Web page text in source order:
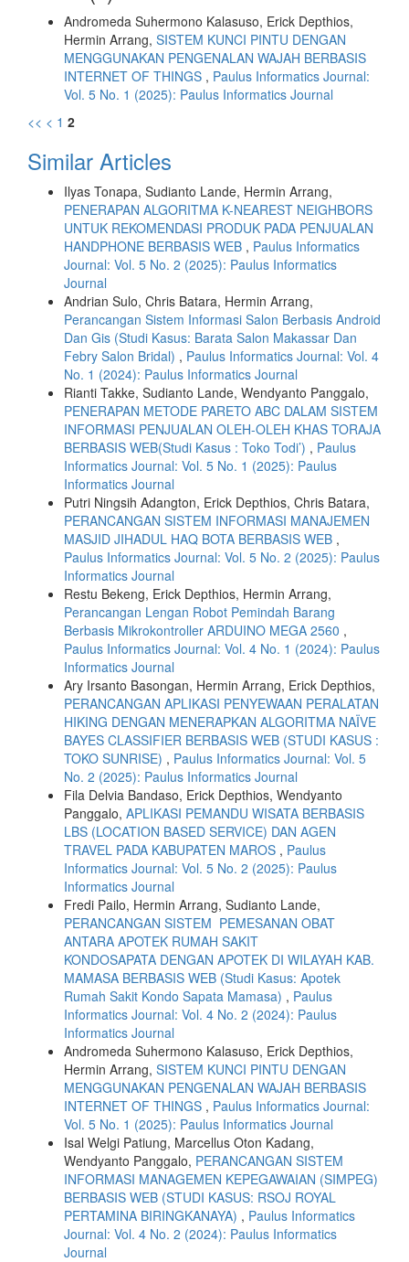
Andromeda Suhermono Kalasuso, Erick Depthios,
Hermin Arrang, SISTEM KUNCI PINTU DENGAN
MENGGUNAKAN PENGENALAN WAJAH BERBASIS
INTERNET OF THINGS , Paulus Informatics Journal:
Vol. 5 No. 1 (2025): Paulus Informatics Journal
<< < 1 2
Similar Articles
Ilyas Tonapa, Sudianto Lande, Hermin Arrang,
PENERAPAN ALGORITMA K-NEAREST NEIGHBORS
UNTUK REKOMENDASI PRODUK PADA PENJUALAN
HANDPHONE BERBASIS WEB , Paulus Informatics
Journal: Vol. 5 No. 2 (2025): Paulus Informatics
Journal
Andrian Sulo, Chris Batara, Hermin Arrang,
Perancangan Sistem Informasi Salon Berbasis Android
Dan Gis (Studi Kasus: Barata Salon Makassar Dan
Febry Salon Bridal) , Paulus Informatics Journal: Vol. 4
No. 1 (2024): Paulus Informatics Journal
Rianti Takke, Sudianto Lande, Wendyanto Panggalo,
PENERAPAN METODE PARETO ABC DALAM SISTEM
INFORMASI PENJUALAN OLEH-OLEH KHAS TORAJA
BERBASIS WEB(Studi Kasus : Toko Todi’) , Paulus
Informatics Journal: Vol. 5 No. 1 (2025): Paulus
Informatics Journal
Putri Ningsih Adangton, Erick Depthios, Chris Batara,
PERANCANGAN SISTEM INFORMASI MANAJEMEN
MASJID JIHADUL HAQ BOTA BERBASIS WEB ,
Paulus Informatics Journal: Vol. 5 No. 2 (2025): Paulus
Informatics Journal
Restu Bekeng, Erick Depthios, Hermin Arrang,
Perancangan Lengan Robot Pemindah Barang
Berbasis Mikrokontroller ARDUINO MEGA 2560 ,
Paulus Informatics Journal: Vol. 4 No. 1 (2024): Paulus
Informatics Journal
Ary Irsanto Basongan, Hermin Arrang, Erick Depthios,
PERANCANGAN APLIKASI PENYEWAAN PERALATAN
HIKING DENGAN MENERAPKAN ALGORITMA NAÏVE
BAYES CLASSIFIER BERBASIS WEB (STUDI KASUS :
TOKO SUNRISE) , Paulus Informatics Journal: Vol. 5
No. 2 (2025): Paulus Informatics Journal
Fila Delvia Bandaso, Erick Depthios, Wendyanto
Panggalo, APLIKASI PEMANDU WISATA BERBASIS
LBS (LOCATION BASED SERVICE) DAN AGEN
TRAVEL PADA KABUPATEN MAROS , Paulus
Informatics Journal: Vol. 5 No. 2 (2025): Paulus
Informatics Journal
Fredi Pailo, Hermin Arrang, Sudianto Lande,
PERANCANGAN SISTEM PEMESANAN OBAT
ANTARA APOTEK RUMAH SAKIT
KONDOSAPATA DENGAN APOTEK DI WILAYAH KAB.
MAMASA BERBASIS WEB (Studi Kasus: Apotek
Rumah Sakit Kondo Sapata Mamasa) , Paulus
Informatics Journal: Vol. 4 No. 2 (2024): Paulus
Informatics Journal
Andromeda Suhermono Kalasuso, Erick Depthios,
Hermin Arrang, SISTEM KUNCI PINTU DENGAN
MENGGUNAKAN PENGENALAN WAJAH BERBASIS
INTERNET OF THINGS , Paulus Informatics Journal:
Vol. 5 No. 1 (2025): Paulus Informatics Journal
Isal Welgi Patiung, Marcellus Oton Kadang,
Wendyanto Panggalo, PERANCANGAN SISTEM
INFORMASI MANAGEMEN KEPEGAWAIAN (SIMPEG)
BERBASIS WEB (STUDI KASUS: RSOJ ROYAL
PERTAMINA BIRINGKANAYA) , Paulus Informatics
Journal: Vol. 4 No. 2 (2024): Paulus Informatics
Journal